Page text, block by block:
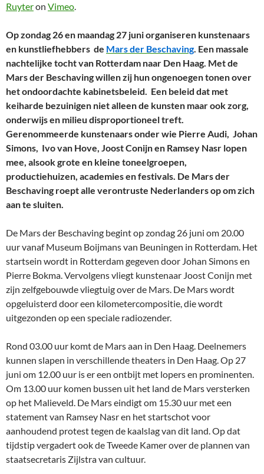
Ruyteron Vimeo.
Op zondag 26 en maandag 27 juni organiseren kunstenaars
en kunstliefhebbers de Mars der Beschaving. Een massale
nachtelijke tocht van Rotterdam naar Den Haag. Met de
Mars der Beschaving willen zij hun ongenoegen tonen over
het ondoordachte kabinetsbeleid. Een beleid dat met
keiharde bezuinigen niet alleen de kunsten maar ook zorg,
onderwijs en milieu disproportioneel treft.
Gerenommeerde kunstenaars onder wie Pierre Audi, Johan
Simons, Ivo van Hove, Joost Conijn en Ramsey Nasr lopen
mee, alsook grote en kleine toneelgroepen,
productiehuizen, academies en festivals. De Mars der
Beschaving roept alle verontruste Nederlanders op om zich
aan te sluiten.
De Mars der Beschaving begint op zondag 26 juni om 20.00
uur vanaf Museum Boijmans van Beuningen in Rotterdam. Het
startsein wordt in Rotterdam gegeven door Johan Simons en
Pierre Bokma. Vervolgens vliegt kunstenaar Joost Conijn met
zijn zelfgebouwde vliegtuig over de Mars. De Mars wordt
opgeluisterd door een kilometercompositie, die wordt
uitgezonden op een speciale radiozender.
Rond 03.00 uur komt de Mars aan in Den Haag. Deelnemers
kunnen slapen in verschillende theaters in Den Haag. Op 27
juni om 12.00 uur is er een ontbijt met lopers en prominenten.
Om 13.00 uur komen bussen uit het land de Mars versterken
op het Malieveld. De Mars eindigt om 15.30 uur met een
statement van Ramsey Nasr en het startschot voor
aanhoudend protest tegen de kaalslag van dit land. Op dat
tijdstip vergadert ook de Tweede Kamer over de plannen van
staatsecretaris Zijlstra van cultuur.